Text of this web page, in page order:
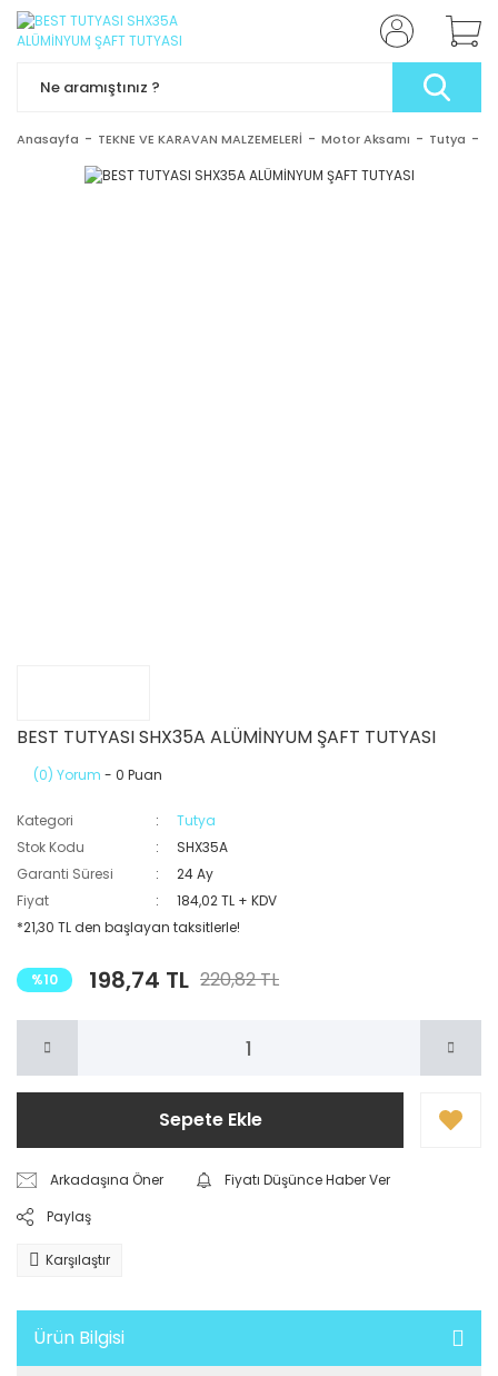
Anasayfa TEKNE VE KARAVAN MALZEMELERİ Motor Aksamı Tutya
BEST TUTYASI SHX35A ALÜMİNYUM ŞAFT TUTYASI
(0) Yorum - 0 Puan
Kategori
Tutya
Stok Kodu
SHX35A
Garanti Süresi
24 Ay
Fiyat
184,02 TL + KDV
*21,30 TL den başlayan taksitlerle!
%10 198,74 TL 220,82 TL
Sepete Ekle
Arkadaşına Öner
Fiyatı Düşünce Haber Ver
Paylaş
Karşılaştır
Ürün Bilgisi